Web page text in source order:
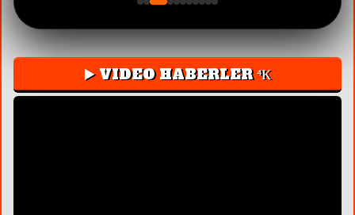
▶️ VIDEO HABERLER ⁴К